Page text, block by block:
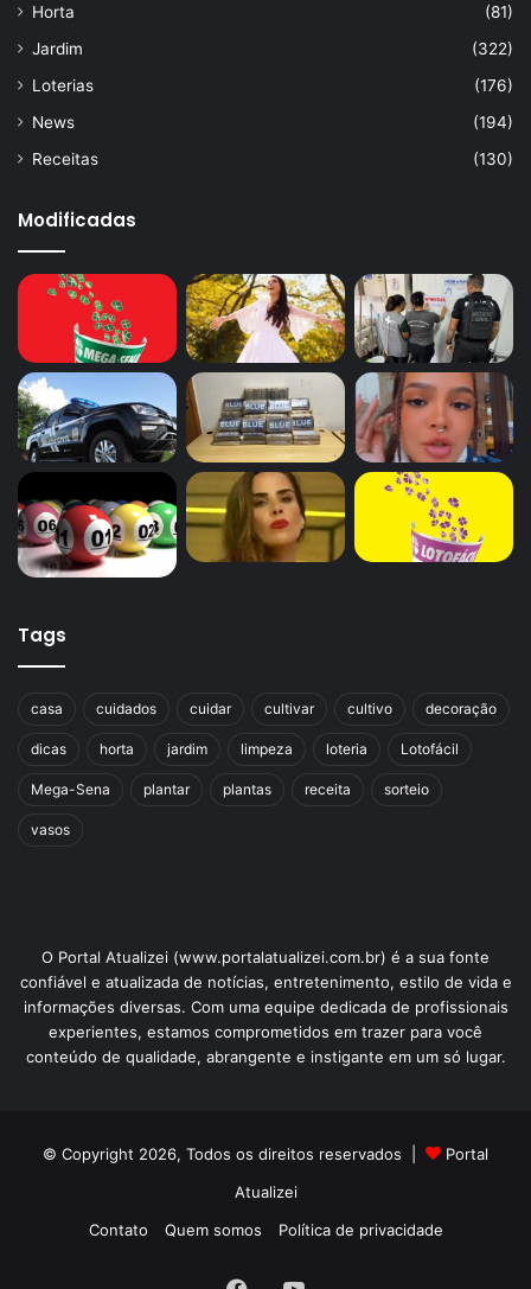
Horta
(81)
Jardim
(322)
Loterias
(176)
News
(194)
Receitas
(130)
Modificadas
Tags
casa cuidados cuidar cultivar cultivo decoração
dicas horta jardim limpeza loteria Lotofácil
Mega-Sena plantar plantas receita sorteio
vasos
O Portal Atualizei (www.portalatualizei.com.br) é a sua fonte
confiável e atualizada de notícias, entretenimento, estilo de vida e
informações diversas. Com uma equipe dedicada de profissionais
experientes, estamos comprometidos em trazer para você
conteúdo de qualidade, abrangente e instigante em um só lugar.
© Copyright 2026, Todos os direitos reservados |
Portal
Atualizei
Contato
Quem somos Política de privacidade